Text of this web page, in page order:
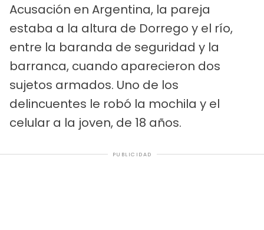
Acusación en Argentina, la pareja
estaba a la altura de Dorrego y el río,
entre la baranda de seguridad y la
barranca, cuando aparecieron dos
sujetos armados. Uno de los
delincuentes le robó la mochila y el
celular a la joven, de 18 años.
PUBLICIDAD